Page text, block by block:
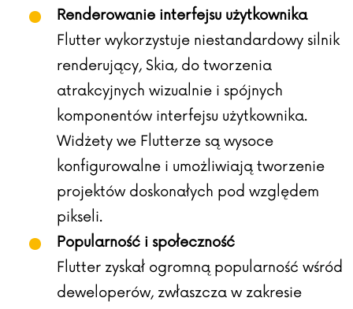
Renderowanie interfejsu użytkownika
Flutter wykorzystuje niestandardowy silnik
renderujący, Skia, do tworzenia
atrakcyjnych wizualnie i spójnych
komponentów interfejsu użytkownika.
Widżety we Flutterze są wysoce
konfigurowalne i umożliwiają tworzenie
projektów doskonałych pod względem
pikseli.
Popularność i społeczność
Flutter zyskał ogromną popularność wśród
deweloperów, zwłaszcza w zakresie